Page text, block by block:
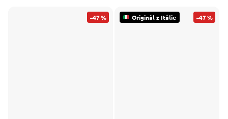
–47 % Originál z Itálie –47 %